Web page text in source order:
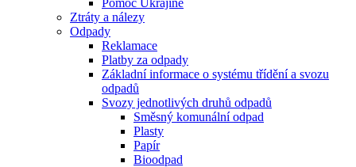
Pomoc Ukrajině
Ztráty a nálezy
Odpady
Reklamace
Platby za odpady
Základní informace o systému třídění a svozu
odpadů
Svozy jednotlivých druhů odpadů
Směsný komunální odpad
Plasty
Papír
Bioodpad